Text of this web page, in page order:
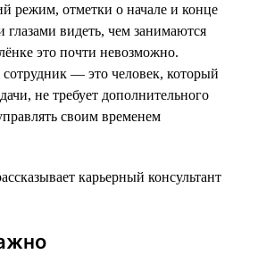
режим, отметки о начале и конце
глазами видеть, чем занимаются
это почти невозможно.
— это человек, который
не требует дополнительного
своим временем
карьерный консультант